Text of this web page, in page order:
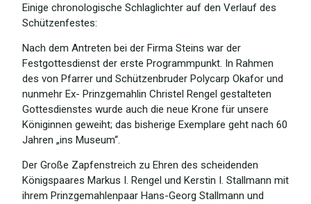
Einige chronologische Schlaglichter auf den Verlauf des
Schützenfestes:
Nach dem Antreten bei der Firma Steins war der
Festgottesdienst der erste Programmpunkt. In Rahmen
des von Pfarrer und Schützenbruder Polycarp Okafor und
nunmehr Ex- Prinzgemahlin Christel Rengel gestalteten
Gottesdienstes wurde auch die neue Krone für unsere
Königinnen geweiht; das bisherige Exemplare geht nach 60
Jahren „ins Museum“.
Der Große Zapfenstreich zu Ehren des scheidenden
Königspaares Markus I. Rengel und Kerstin I. Stallmann mit
ihrem Prinzgemahlenpaar Hans-Georg Stallmann und